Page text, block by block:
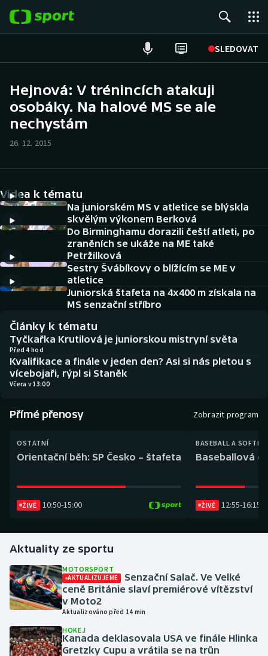
SLEDOVAT
Hokej
Cyklistika
DALŠÍ SPORTY
Americký fotbal
Baseball a softbal
Biatlon
Boby a skeleton
Curling
Dostihy
Futsal
Golf
Gymnastika
Házená
Judo
NEPŘEHLÉDNĚTE
Historické návraty
Aplikace ČT sport
AZ kvíz
Hejnová: V trénincích atakuji
osobáky. Na halové MS se ale
nechystám
26. 12. 2015
Videa k tématu
Na juniorském MS v atletice se blýskla
skvělým výkonem Berková
Do Birminghamu dorazili čeští atleti, po
zraněních se ukáže na ME také
Petržilková
Sestry Švábíkovy o blížícím se ME v
atletice
Juniorská štafeta na 4x400 m získala na
MS senzační stříbro
Články k tématu
Tyčkařka Krutilová je juniorskou mistryní světa
Před 4 hod
Kvalifikace a finále v jeden den? Asi si nás pletou s
vícebojaři, rýpl si Staněk
Včera v 13:00
Přímé přenosy Zobrazit program
OSTATNÍ
Orientační běh: SP Česko – štafeta
ŽIVĚ 10:50-15:00
BASEBALL A
Baseballová
ŽIVĚ 12:55-16:15
Aktuality ze sportu
MOTORSPORT
AKTUALIZUJEME
Senzační Salač. Ve Velké
ceně Británie slaví premiérové vítězství
v Moto2
Aktualizováno před 14 min
HOKEJ
Kanada deklasovala USA ve finále Hlinka
Gretzky Cupu a vrátila se na trůn